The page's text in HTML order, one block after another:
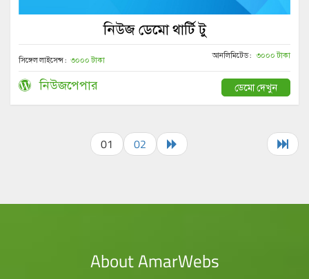
নিউজ ডেমো থার্টি টু
সিঙ্গেল লাইসেন্স : ৩০০০ টাকা আনলিমিটেড : ৩০০০ টাকা
নিউজপেপার ডেমো দেখুন
01 02
About AmarWebs